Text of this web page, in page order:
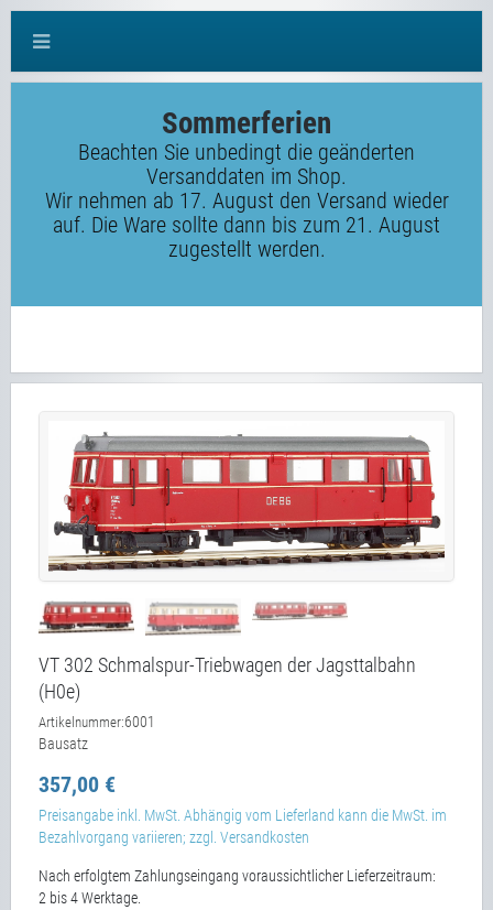
Sommerferien
Beachten Sie unbedingt die geänderten
Versanddaten im Shop.
Wir nehmen ab 17. August den Versand wieder
auf. Die Ware sollte dann bis zum 21. August
zugestellt werden.
VT 302 Schmalspur-Triebwagen der Jagsttalbahn
(H0e)
Artikelnummer:6001
Bausatz
357,00 €
Preisangabe inkl. MwSt. Abhängig vom Lieferland kann die MwSt. im
Bezahlvorgang variieren; zzgl. Versandkosten
Nach erfolgtem Zahlungseingang voraussichtlicher Lieferzeitraum:
2 bis 4 Werktage.